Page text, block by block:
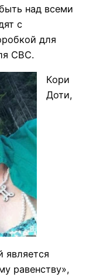
над всеми
с
для
CBC.
Кори
Доти,
является
равенству»,